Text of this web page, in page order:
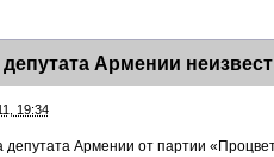
Армении
19:34
депутата Армении от партии